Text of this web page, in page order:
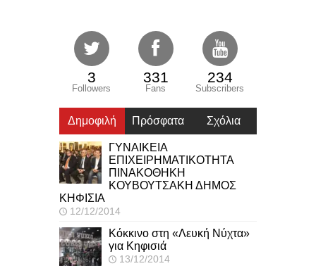
3
Followers
331
Fans
234
Subscribers
Δημοφιλή Πρόσφατα Σχόλια
ΓΥΝΑΙΚΕΙΑ
ΕΠΙΧΕΙΡΗΜΑΤΙΚΟΤΗΤΑ
ΠΙΝΑΚΟΘΗΚΗ
ΚΟΥΒΟΥΤΣΑΚΗ ΔΗΜΟΣ
ΚΗΦΙΣΙΑ
12/12/2014
Κόκκινο στη «Λευκή Νύχτα»
για Κηφισιά
13/12/2014